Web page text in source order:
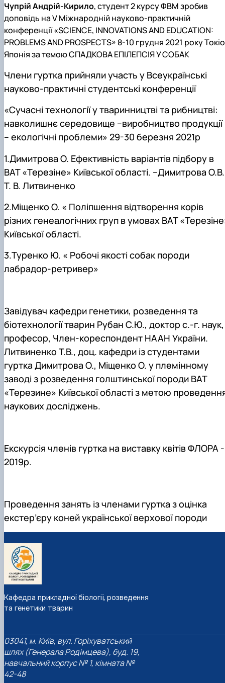
Чупрій Андрій-Кирило, студент 2 курсу ФВМ зробив
доповідь на V Міжнародній науково-практичній
конференції «SCIENCE, INNOVATIONS AND EDUCATION:
PROBLEMS AND PROSPECTS» 8-10 грудня 2021 року
Японія за темою СПАДКОВА ЕПІЛЕПСІЯ У СОБАК
Члени гуртка прийняли участь у Всеукраїнські
науково-практичні студентські конференції
«Сучасні технології у тваринництві та рибництві:
навколишнє середовище –виробництво продукції
– екологічні проблеми» 29-30 березня 2021р
1.Димитрова О. Ефективність варіантів підбору в
ВАТ «Терезіне» Київської області. –Димитрова
Т. В. Литвиненко
2.Міщенко О. « Поліпшення відтворення корів
різних генеалогічних груп в умовах ВАТ
Київської області.
3.Туренко Ю. « Робочі якості собак породи
лабрадор-ретривер»
Завідувач кафедри генетики, розведення та
біотехнології тварин Рубан С.Ю., доктор с.-г. наук,
професор, Член-кореспондент НААН України.
Литвиненко Т.В., доц. кафедри із студентами
гуртка Димитрова О., Міщенко О. у племінному
заводі з розведення голштинської породи ВАТ
«Терезине» Київської області з метою
наукових досліджень.
Екскурсія членів гуртка на виставку квітів ФЛОРА -
2019р.
Проведення занять із членами гуртка з оцінка
екстер’єру коней української верхової породи
Кафедра прикладної біології, розведення
та генетики тварин
03041, м. Київ, вул. Горіхуватський
шлях (Генерала Родімцева), буд. 19,
навчальний корпус № 1, кімната №
42-48